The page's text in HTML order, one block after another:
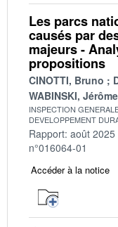
Les parcs
causés par
majeurs -
propositions
CINOTTI, Bruno
WABINSKI, Jérôme
INSPECTION
DEVELOPPEMENT
Rapport: août 2025
n°016064-01
Accéder à la notice